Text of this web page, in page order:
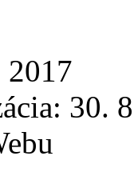
2017
30.